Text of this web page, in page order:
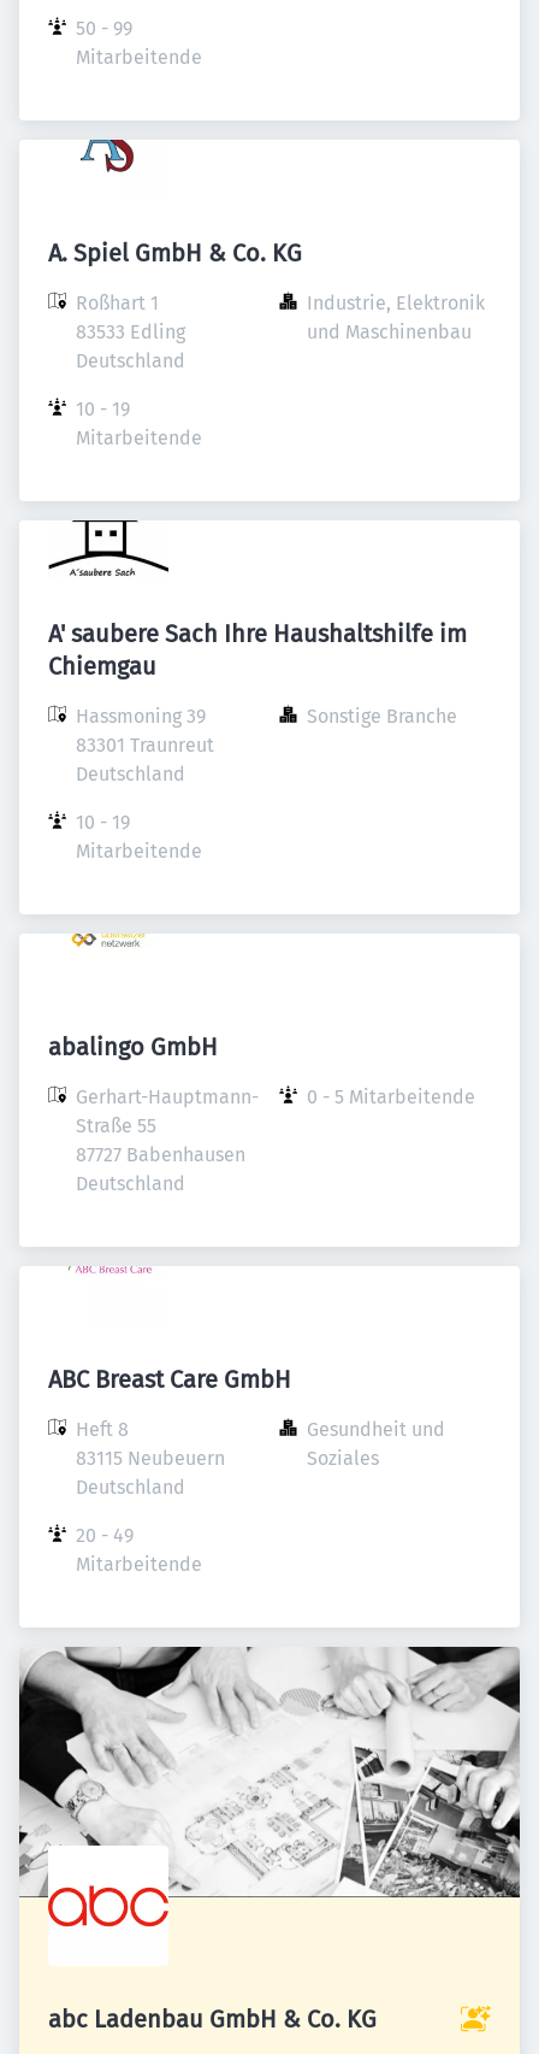
50 - 99
Mitarbeitende
A. Spiel GmbH & Co. KG
Roßhart 1
83533 Edling
Deutschland
Industrie, Elektronik
und Maschinenbau
10 - 19
Mitarbeitende
A' saubere Sach Ihre Haushaltshilfe im
Chiemgau
Hassmoning 39
83301 Traunreut
Deutschland
Sonstige Branche
10 - 19
Mitarbeitende
abalingo GmbH
Gerhart-Hauptmann-
Straße 55
87727 Babenhausen
Deutschland
0 - 5 Mitarbeitende
ABC Breast Care GmbH
Heft 8
83115 Neubeuern
Deutschland
Gesundheit und
Soziales
20 - 49
Mitarbeitende
abc Ladenbau GmbH & Co. KG